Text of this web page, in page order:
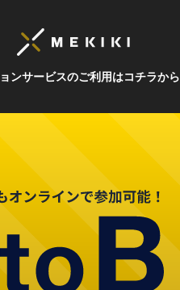
ンサービスのご利用はコチラから